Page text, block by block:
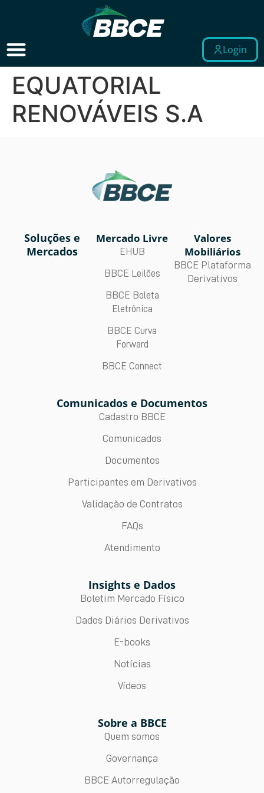
Login
EQUATORIAL
RENOVÁVEIS S.A
Soluções e
Mercados
Mercado Livre
EHUB
BBCE Leilões
BBCE Boleta
Eletrônica
BBCE Curva
Forward
BBCE Connect
Valores
Mobiliários
BBCE Plataforma
Derivativos
Comunicados e Documentos
Cadastro BBCE
Comunicados
Documentos
Participantes em Derivativos
Validação de Contratos
FAQs
Atendimento
Insights e Dados
Boletim Mercado Físico
Dados Diários Derivativos
E-books
Notícias
Vídeos
Sobre a BBCE
Quem somos
Governança
BBCE Autorregulação